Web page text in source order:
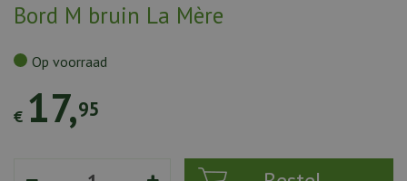
Bord M bruin La Mère
€ 17,95
Op voorraad